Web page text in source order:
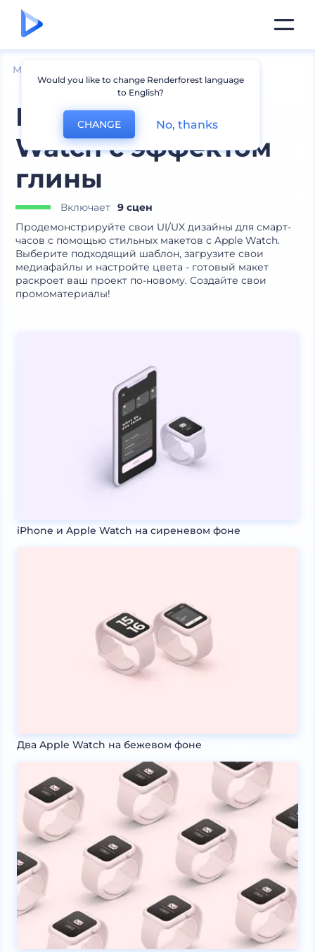
Мокапы
Макеты Apple
Watch с эффектом
глины
Включает 9 сцен
Продемонстрируйте свои UI/UX дизайны для смарт-
часов с помощью стильных макетов с Apple Watch.
Выберите подходящий шаблон, загрузите свои
медиафайлы и настройте цвета - готовый макет
раскроет ваш проект по-новому. Создайте свои
промоматериалы!
iPhone и Apple Watch на сиреневом фоне
Два Apple Watch на бежевом фоне
Would you like to change Renderforest language
to English?
CHANGE No, thanks